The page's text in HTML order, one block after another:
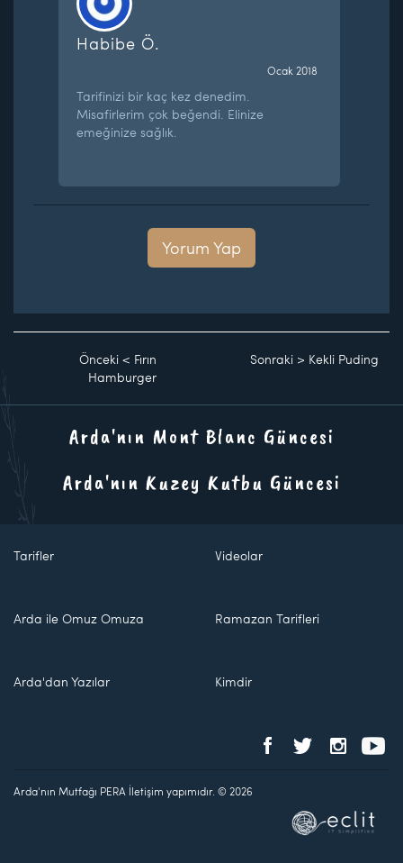
Habibe Ö.
Ocak 2018
Tarifinizi bir kaç kez denedim.
Misafirlerim çok beğendi. Elinize
emeğinize sağlık.
Yorum Yap
Önceki < Fırın
Hamburger
Sonraki > Kekli Puding
Arda'nın Mont Blanc Güncesi
Arda'nın Kuzey Kutbu Güncesi
Tarifler Videolar
Arda ile Omuz Omuza Ramazan Tarifleri
Arda'dan Yazılar Kimdir
Arda'nın Mutfağı PERA İletişim yapımıdır. © 2026